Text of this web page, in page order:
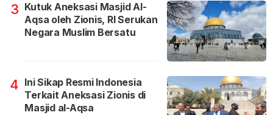
3 Kutuk Aneksasi Masjid Al-
Aqsa oleh Zionis, RI Serukan
Negara Muslim Bersatu
4 Ini Sikap Resmi Indonesia
Terkait Aneksasi Zionis di
Masjid al-Aqsa